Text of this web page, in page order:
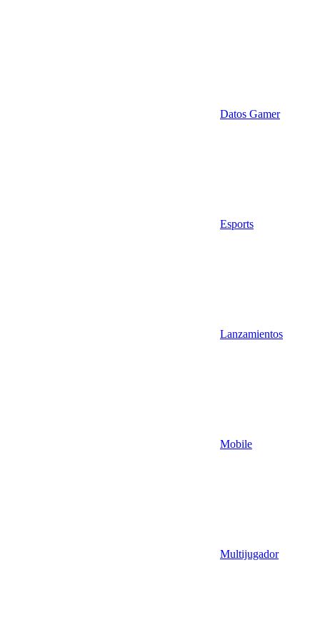
Datos Gamer
Esports
Lanzamientos
Mobile
Multijugador